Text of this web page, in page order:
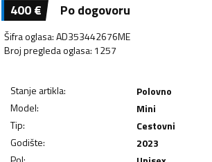
400€ Po dogovoru
Šifra oglasa:AD353442676ME
Broj pregleda oglasa: 1257
Stanje artikla:
Polovno
Model:
Mini
Tip:
Cestovni
Godište:
2023